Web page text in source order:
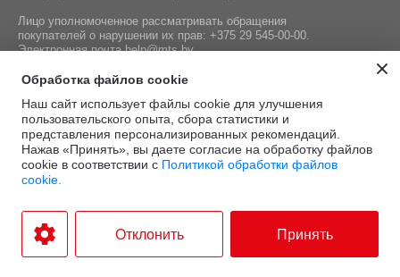
Лицо уполномоченное рассматривать обращения
покупателей о нарушении их прав: +375 29 545-00-00.
Электронная почтаhelp@mts.by
Номер телефона работников местных исполнительных и
регистрации СООО «Мобильные ТелеСистемы»,
уполномоченных рассматривать обращения покупателей:
+375 17 215-14-65
reCAPTCHA, а также
применяются
конфиденциальности
Google
Условия
Разработка интернет-магазина
Обработка файлов cookie
Наш сайт использует файлы cookie для улучшения
пользовательского опыта, сбора статистики и
представления персонализированных рекомендаций.
Нажав «Принять», вы даете согласие на обработку файлов
cookie в соответствии с Политикой обработки файлов
cookie.
Отклонить Принять